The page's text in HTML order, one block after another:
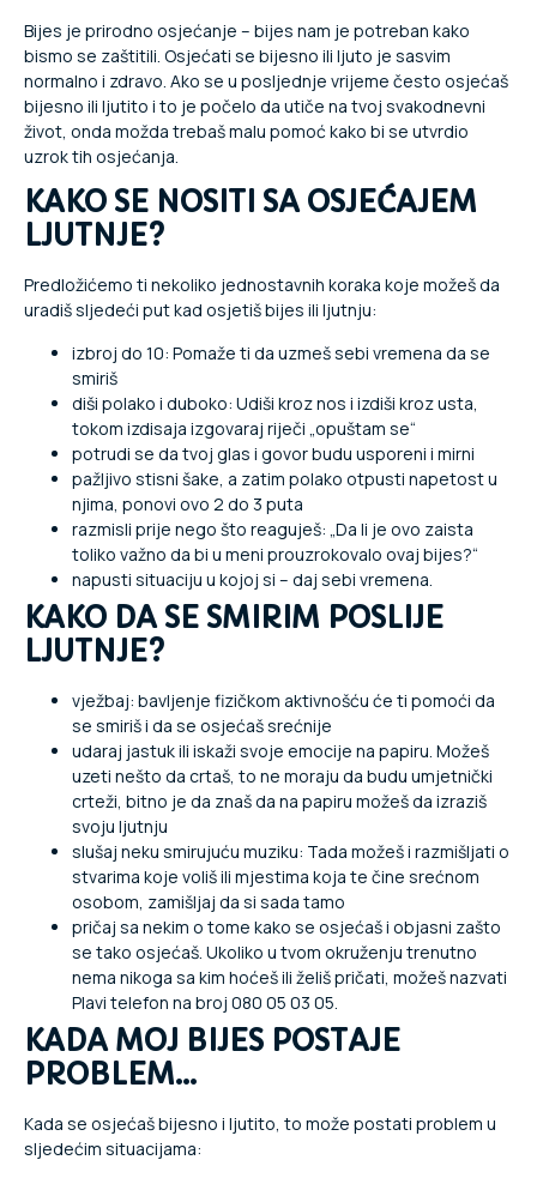
Bijes je prirodno osjećanje – bijes nam je potreban kako
bismo se zaštitili. Osjećati se bijesno ili ljuto je sasvim
normalno i zdravo. Ako se u posljednje vrijeme često osjećaš
bijesno ili ljutito i to je počelo da utiče na tvoj svakodnevni
život, onda možda trebaš malu pomoć kako bi se utvrdio
uzrok tih osjećanja.
KAKO SE NOSITI SA OSJEĆAJEM
LJUTNJE?
Predložićemo ti nekoliko jednostavnih koraka koje možeš da
uradiš sljedeći put kad osjetiš bijes ili ljutnju:
izbroj do 10: Pomaže ti da uzmeš sebi vremena da se
smiriš
diši polako i duboko: Udiši kroz nos i izdiši kroz usta,
tokom izdisaja izgovaraj riječi „opuštam se“
potrudi se da tvoj glas i govor budu usporeni i mirni
pažljivo stisni šake, a zatim polako otpusti napetost u
njima, ponovi ovo 2 do 3 puta
razmisli prije nego što reaguješ: „Da li je ovo zaista
toliko važno da bi u meni prouzrokovalo ovaj bijes?“
napusti situaciju u kojoj si – daj sebi vremena.
KAKO DA SE SMIRIM POSLIJE
LJUTNJE?
vježbaj: bavljenje fizičkom aktivnošću će ti pomoći da
se smiriš i da se osjećaš srećnije
udaraj jastuk ili iskaži svoje emocije na papiru. Možeš
uzeti nešto da crtaš, to ne moraju da budu umjetnički
crteži, bitno je da znaš da na papiru možeš da izraziš
svoju ljutnju
slušaj neku smirujuću muziku: Tada možeš i razmišljati o
stvarima koje voliš ili mjestima koja te čine srećnom
osobom, zamišljaj da si sada tamo
pričaj sa nekim o tome kako se osjećaš i objasni zašto
se tako osjećaš. Ukoliko u tvom okruženju trenutno
nema nikoga sa kim hoćeš ili želiš pričati, možeš nazvati
Plavi telefon na broj 080 05 03 05.
KADA MOJ BIJES POSTAJE
PROBLEM…
Kada se osjećaš bijesno i ljutito, to može postati problem u
sljedećim situacijama: